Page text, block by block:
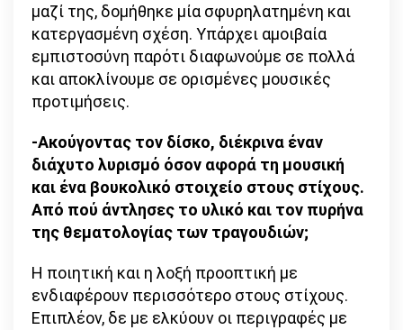
μαζί της, δομήθηκε μία σφυρηλατημένη και
κατεργασμένη σχέση. Υπάρχει αμοιβαία
εμπιστοσύνη παρότι διαφωνούμε σε πολλά
και αποκλίνουμε σε ορισμένες μουσικές
προτιμήσεις.
-Ακούγοντας τον δίσκο, διέκρινα έναν
διάχυτο λυρισμό όσον αφορά τη μουσική
και ένα βουκολικό στοιχείο στους στίχους.
Από πού άντλησες το υλικό και τον πυρήνα
της θεματολογίας των τραγουδιών;
Η ποιητική και η λοξή προοπτική με
ενδιαφέρουν περισσότερο στους στίχους.
Επιπλέον, δε με ελκύουν οι περιγραφές με